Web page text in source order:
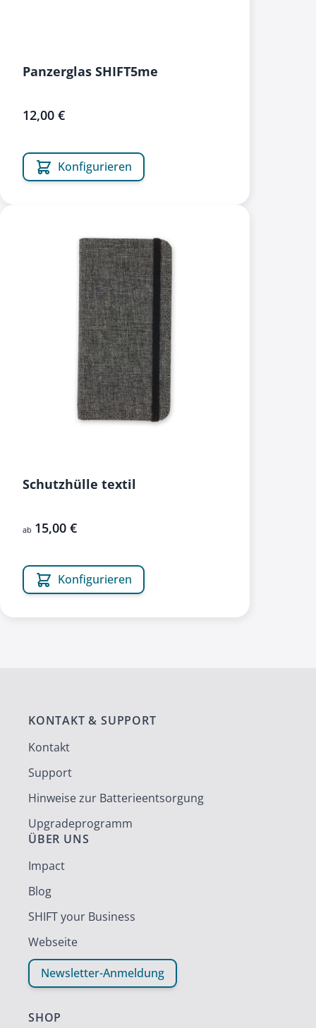
Panzerglas SHIFT5me
12,00 €
Konfigurieren
Schutzhülle textil
ab 15,00 €
Konfigurieren
KONTAKT & SUPPORT
Kontakt
Support
Hinweise zur Batterieentsorgung
Upgradeprogramm
ÜBER UNS
Impact
Blog
SHIFT your Business
Webseite
Newsletter-Anmeldung
SHOP